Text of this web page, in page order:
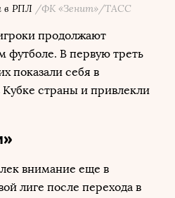
в РПЛ /ФК «Зенит»/ТАСС
продолжают
футболе. В первую треть
показали себя в
Кубке страны и привлекли
внимание еще в
лиге после перехода в